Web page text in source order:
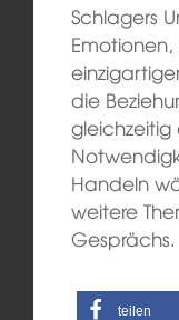
Schlagers
Emotionen,
die
gleichzeitig
Handeln
weitere
Gesprächs.
teilen